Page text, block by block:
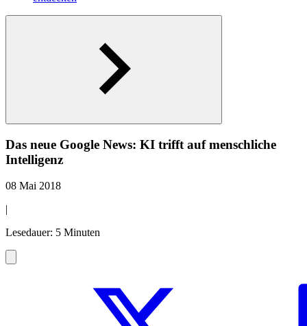
Das neue Google News: KI trifft auf menschliche
Intelligenz
08 Mai 2018
|
Lesedauer: 5 Minuten